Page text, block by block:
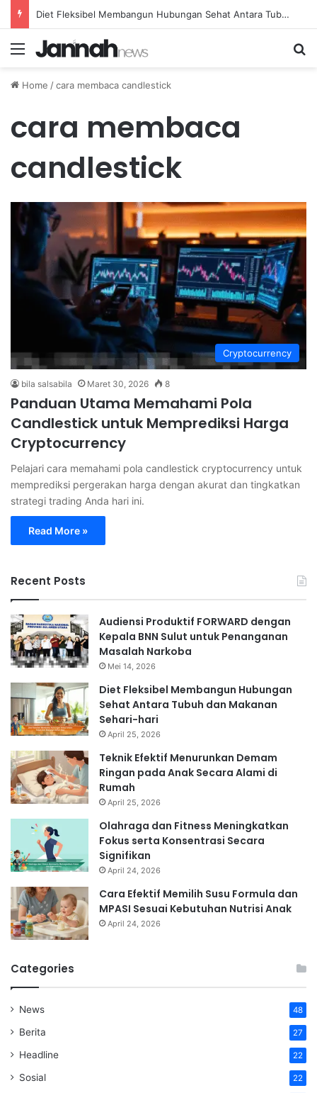
Diet Fleksibel Membangun Hubungan Sehat Antara Tubuh dan Makanan Sehari-hari
Menu
Home /cara membaca candlestick
cara membaca
candlestick
Cryptocurrency
bila salsabila Maret 30, 2026 8
Panduan Utama Memahami Pola
Candlestick untuk Memprediksi Harga
Cryptocurrency
Pelajari cara memahami pola candlestick cryptocurrency untuk
memprediksi pergerakan harga dengan akurat dan tingkatkan
strategi trading Anda hari ini.
Read More »
Recent Posts
Audiensi Produktif FORWARD dengan
Kepala BNN Sulut untuk Penanganan
Masalah Narkoba
Mei 14, 2026
Diet Fleksibel Membangun Hubungan
Sehat Antara Tubuh dan Makanan
Sehari-hari
April 25, 2026
Teknik Efektif Menurunkan Demam
Ringan pada Anak Secara Alami di
Rumah
April 25, 2026
Olahraga dan Fitness Meningkatkan
Fokus serta Konsentrasi Secara
Signifikan
April 24, 2026
Cara Efektif Memilih Susu Formula dan
MPASI Sesuai Kebutuhan Nutrisi Anak
April 24, 2026
Categories
News 48
Berita 27
Headline 22
Sosial 22